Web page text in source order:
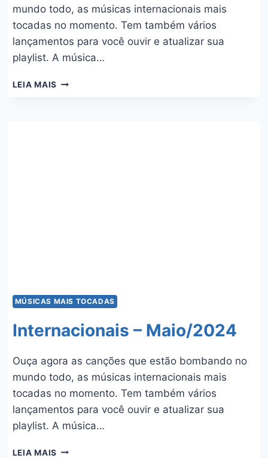
mundo todo, as músicas internacionais mais
tocadas no momento. Tem também vários
lançamentos para você ouvir e atualizar sua
playlist. A música…
LEIA MAIS INTERNACIONAIS
MÚSICAS MAIS TOCADAS
Internacionais – Maio/2024
Ouça agora as canções que estão bombando no
mundo todo, as músicas internacionais mais
tocadas no momento. Tem também vários
lançamentos para você ouvir e atualizar sua
playlist. A música…
LEIA MAIS INTERNACIONAIS